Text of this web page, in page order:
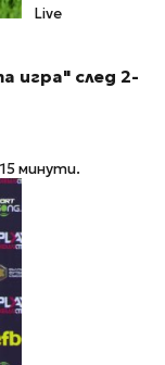
Live
игра" след 2-
минути.